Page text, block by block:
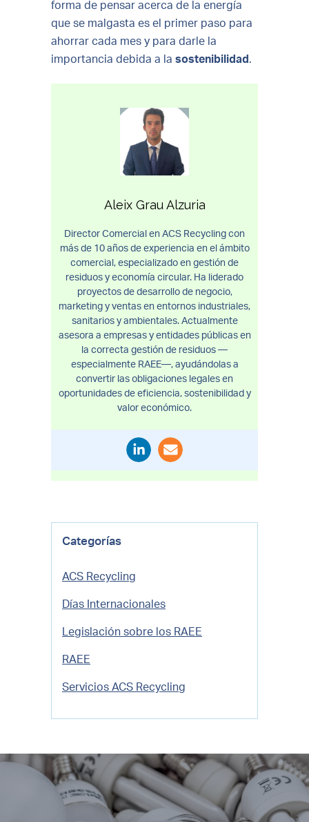
forma de pensar acerca de la energía
que se malgasta es el primer paso para
ahorrar cada mes y para darle la
importancia debida a la sostenibilidad .
Aleix Grau Alzuria
Director Comercial en ACS Recycling con
más de 10 años de experiencia en el ámbito
comercial, especializado en gestión de
residuos y economía circular. Ha liderado
proyectos de desarrollo de negocio,
marketing y ventas en entornos industriales,
sanitarios y ambientales. Actualmente
asesora a empresas y entidades públicas en
la correcta gestión de residuos —
especialmente RAEE—, ayudándolas a
convertir las obligaciones legales en
oportunidades de eficiencia, sostenibilidad y
valor económico.
Categorías
ACS Recycling
Días Internacionales
Legislación sobre los RAEE
RAEE
Servicios ACS Recycling